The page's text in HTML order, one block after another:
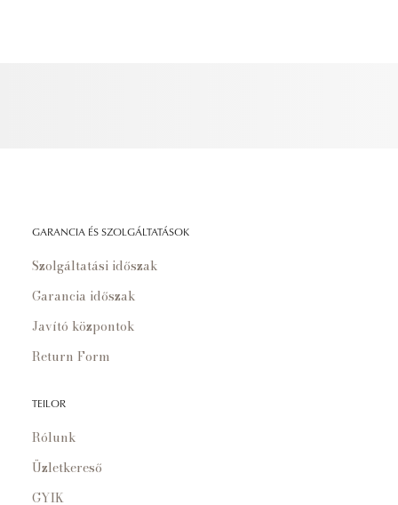
GARANCIA ÉS SZOLGÁLTATÁSOK
Szolgáltatási időszak
Garancia időszak
Javító központok
Return Form
TEILOR
Rólunk
Üzletkereső
GYIK